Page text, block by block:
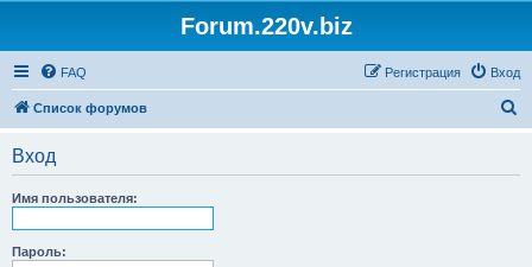
Forum.220v.biz
FAQ Вход
Регистрация
Список форумов
Вход
Имя пользователя:
Пароль: